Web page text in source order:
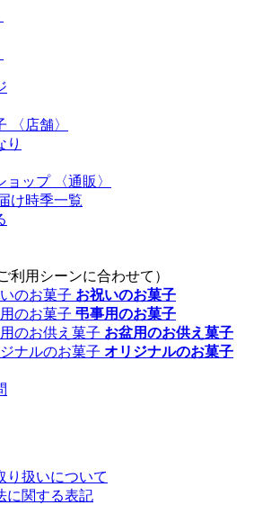
〈店舗〉
り
ップ 〈通販〉
け時季一覧
利用シーンに合わせて）
お祝いのお菓子
弔事用のお菓子
お盆用のお供え菓子
オリジナルのお菓子
り扱いについて
に関する表記